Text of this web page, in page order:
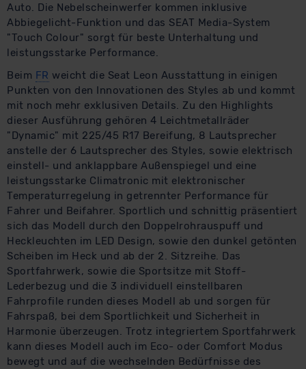
Auto. Die Nebelscheinwerfer kommen inklusive
Abbiegelicht-Funktion und das SEAT Media-System
"Touch Colour" sorgt für beste Unterhaltung und
leistungsstarke Performance.
Beim FR weicht die Seat Leon Ausstattung in einigen
Punkten von den Innovationen des Styles ab und kommt
mit noch mehr exklusiven Details. Zu den Highlights
dieser Ausführung gehören 4 Leichtmetallräder
"Dynamic" mit 225/45 R17 Bereifung, 8 Lautsprecher
anstelle der 6 Lautsprecher des Styles, sowie elektrisch
einstell- und anklappbare Außenspiegel und eine
leistungsstarke Climatronic mit elektronischer
Temperaturregelung in getrennter Performance für
Fahrer und Beifahrer. Sportlich und schnittig präsentiert
sich das Modell durch den Doppelrohrauspuff und
Heckleuchten im LED Design, sowie den dunkel getönten
Scheiben im Heck und ab der 2. Sitzreihe. Das
Sportfahrwerk, sowie die Sportsitze mit Stoff-
Lederbezug und die 3 individuell einstellbaren
Fahrprofile runden dieses Modell ab und sorgen für
Fahrspaß, bei dem Sportlichkeit und Sicherheit in
Harmonie überzeugen. Trotz integriertem Sportfahrwerk
kann dieses Modell auch im Eco- oder Comfort Modus
bewegt und auf die wechselnden Bedürfnisse des